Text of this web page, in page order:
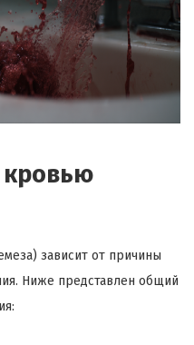
кровью
зависит от причины
Ниже представлен общий